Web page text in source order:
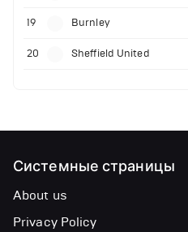
19 Burnley
20 Sheffield United
Системные страницы
About us
Privacy Policy